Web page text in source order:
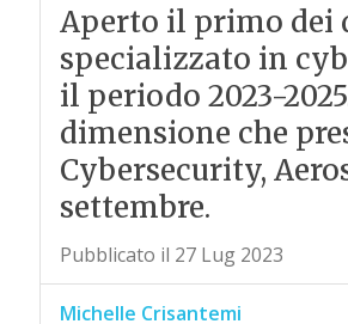
Aperto il primo dei
specializzato in
il periodo 2023-
dimensione che
Cybersecurity,
settembre.
Pubblicato il 27 Lug 2023
Michelle Crisantemi